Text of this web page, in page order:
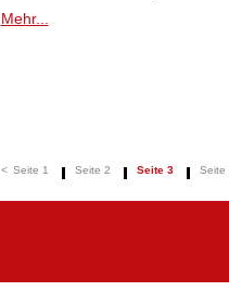
Mehr...
< Seite 1 Seite 2 Seite 3 Seite